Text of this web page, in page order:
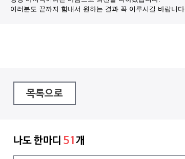
여러분도 끝까지 힘내서 원하는 결과 꼭 이루시길 바랍니다.
목록으로
나도 한마디 51 개